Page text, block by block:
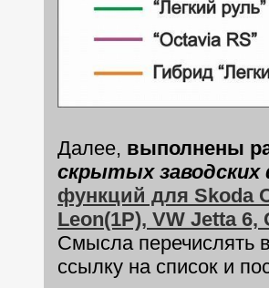
Далее, выполнены
скрытых заводских
функций для Skoda
Leon(1P), VW Jetta
Смысла перечислять
ссылку на список и